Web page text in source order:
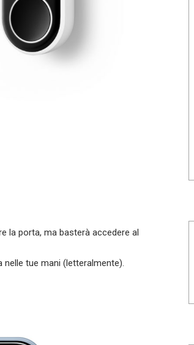
la porta, ma basterà accedere al
nelle tue mani (letteralmente).